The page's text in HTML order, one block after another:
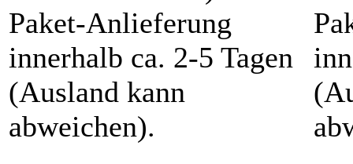
Paket-Anlieferung
innerhalb ca. 2-5 Tagen
(Ausland kann
abweichen).